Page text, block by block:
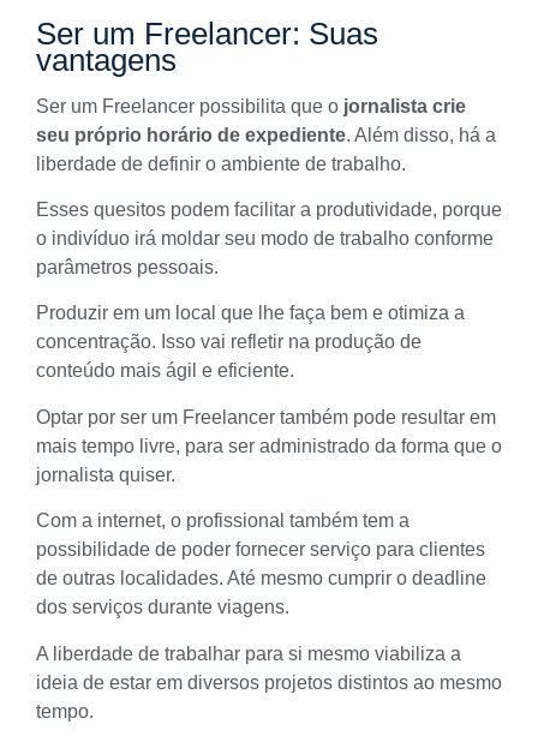
Ser um Freelancer: Suas
vantagens
Ser um Freelancer possibilita que o jornalista crie
seu próprio horário de expediente. Além disso, há a
liberdade de definir o ambiente de trabalho.
Esses quesitos podem facilitar a produtividade, porque
o indivíduo irá moldar seu modo de trabalho conforme
parâmetros pessoais.
Produzir em um local que lhe faça bem e otimiza a
concentração. Isso vai refletir na produção de
conteúdo mais ágil e eficiente.
Optar por ser um Freelancer também pode resultar em
mais tempo livre, para ser administrado da forma que o
jornalista quiser.
Com a internet, o profissional também tem a
possibilidade de poder fornecer serviço para clientes
de outras localidades. Até mesmo cumprir o deadline
dos serviços durante viagens.
A liberdade de trabalhar para si mesmo viabiliza a
ideia de estar em diversos projetos distintos ao mesmo
tempo.